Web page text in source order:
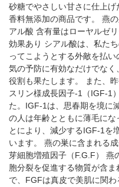
砂糖でやさしい甘さに仕上
香料無添加の商品です。 燕
アル酸 含有量はローヤルゼ
効果あり シアル酸は、私た
ってこようとする外敵を払
気の予防に有効なだけでな
役割も果たします。 また、
スリン様成長因子-1（IGF-1
た。IGF-1は、思春期を境に
の人は年齢とともに薄毛に
とにより、減少するIGF-1を
います。 燕の巣に含まれる
芽細胞増殖因子（F.G.F） 燕
胞分裂を促進する物質が含
で、FGFは真皮で美肌に関